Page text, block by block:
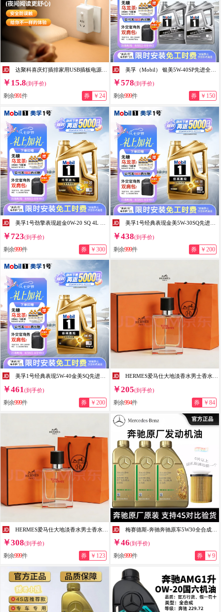
￥15.8(到手价)
剩余991件 券 ￥24
￥578(到手价)
剩余999件 券 ￥150
￥723(到手价)
剩余999件 券 ￥300
￥438(到手价)
剩余999件 券 ￥200
￥461(到手价)
剩余999件 券 ￥200
￥205(到手价)
剩余994件 券 ￥84
￥308(到手价)
剩余999件 券 ￥123
￥46(到手价)
剩余999件 券 ￥9